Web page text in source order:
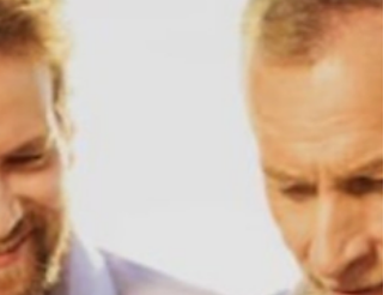
pruebas reales En un estudio dirigido por
Jawad Muayad, MD, de la Universidad Texas
A&M en Houston y publicado en línea el 9
julio en JAMA Oftalmología,¹ se demostró
que entre los pacientes con presión ocular
alta, aque